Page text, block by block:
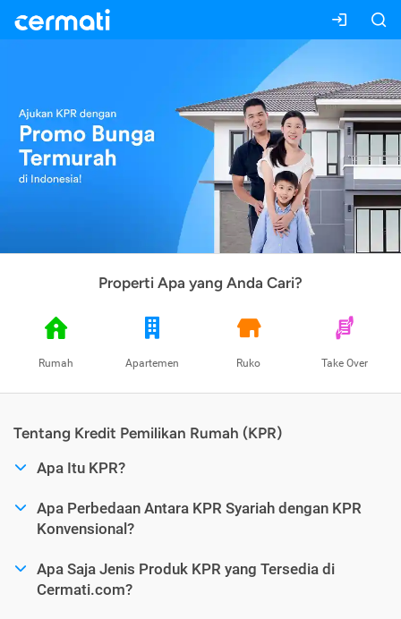
Properti Apa yang Anda Cari?
Rumah Apartemen Ruko Take Over
Tentang Kredit Pemilikan Rumah (KPR)
Apa Itu KPR?
Apa Perbedaan Antara KPR Syariah dengan KPR
Konvensional?
Apa Saja Jenis Produk KPR yang Tersedia di
Cermati.com?